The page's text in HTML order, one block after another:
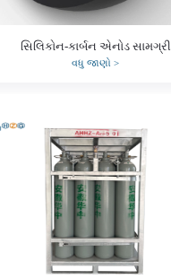
સિલિકોન-કાર્બન એનોડ સામગ્રી
વધુ જાણો>